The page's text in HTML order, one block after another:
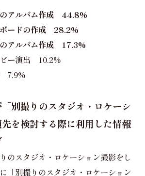
のアルバム作成 44.8%
ボードの作成 28.2%
のアルバム作成 17.3%
ビー演出 10.2%
7.9%
別撮りのスタジオ・ロケーシ
を検討する際に利用した情報
のスタジオ・ロケーション撮影をし
「別撮りのスタジオ・ロケーション